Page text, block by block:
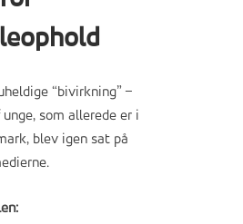
“bivirkning” –
som allerede er i
blev igen sat på